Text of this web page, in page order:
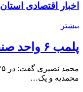
اخبار اقتصادی استان
بیشتر
پلمب ۶ واحد صنفی در شهرستان البرز
محمدیه و یک…